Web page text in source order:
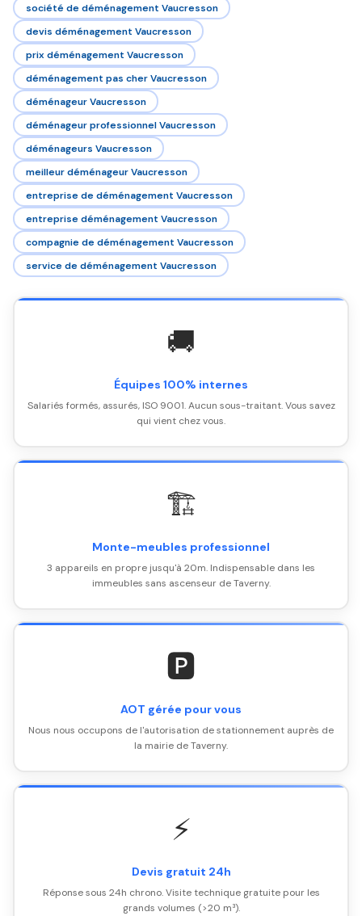
société de déménagement Vaucresson
devis déménagement Vaucresson
prix déménagement Vaucresson
déménagement pas cher Vaucresson
déménageur Vaucresson
déménageur professionnel Vaucresson
déménageurs Vaucresson
meilleur déménageur Vaucresson
entreprise de déménagement Vaucresson
entreprise déménagement Vaucresson
compagnie de déménagement Vaucresson
service de déménagement Vaucresson
🚚
Équipes 100% internes
Salariés formés, assurés, ISO 9001. Aucun sous-traitant. Vous savez
qui vient chez vous.
🏗️
Monte-meubles professionnel
3 appareils en propre jusqu'à 20m. Indispensable dans les
immeubles sans ascenseur de Taverny.
🅿️
AOT gérée pour vous
Nous nous occupons de l'autorisation de stationnement auprès de
la mairie de Taverny.
⚡
Devis gratuit 24h
Réponse sous 24h chrono. Visite technique gratuite pour les
grands volumes (>20 m³).